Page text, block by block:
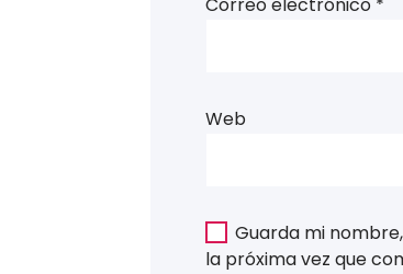
Web
Guarda mi
la próxima vez que